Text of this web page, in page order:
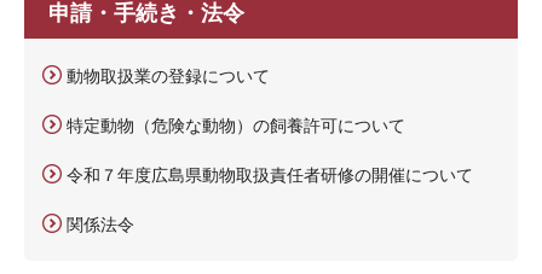
申請・手続き・法令
動物取扱業の登録について
特定動物（危険な動物）の飼養許可について
令和７年度広島県動物取扱責任者研修の開催について
関係法令